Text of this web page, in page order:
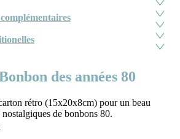
des années 80
rétro (15x20x8cm) pour un beau
de bonbons 80.